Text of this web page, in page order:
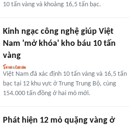
10 tấn vàng và khoảng 16,5 tấn bạc.
Kinh ngạc công nghệ giúp Việt
Nam 'mở khóa' kho báu 10 tấn
vàng
Việt Nam đã xác định 10 tấn vàng và 16,5 tấn
bạc tại 12 khu vực ở Trung Trung Bộ, cùng
154.000 tấn đồng ở hai mỏ mới.
Phát hiện 12 mỏ quặng vàng ở